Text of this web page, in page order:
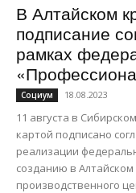
В Алтайском
подписание
рамках
Социум 18.08.2023
11 августа в
картой подписано
реализации
созданию в
производственного